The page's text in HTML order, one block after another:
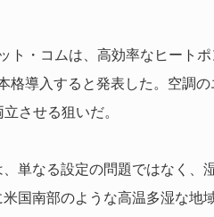
ト・コムは、高効率なヒート
格導入すると発表した。空調
させる狙いだ。
単なる設定の問題ではなく、
国南部のような高温多湿な地